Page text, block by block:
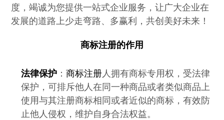
度，竭诚为您提供一站式企业服务，让广大企业在
发展的道路上少走弯路、多赢利，共创美好未来！
商标注册的作用
法律保护 ：商标注册人拥有商标专用权，受法律
保护，可排斥他人在同一种商品或者类似商品上
使用与其注册商标相同或者近似的商标，有效防
止他人侵权，维护自身合法权益。